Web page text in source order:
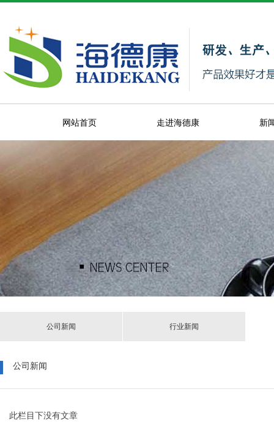
网站首页 走进海德康 新
公司新闻 行业新闻
公司新闻
此栏目下没有文章